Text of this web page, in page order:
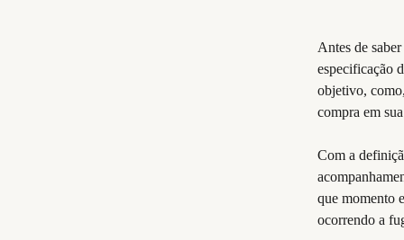
Antes de
especificação
objetivo,
compra em
Com a
que momento
ocorrendo a